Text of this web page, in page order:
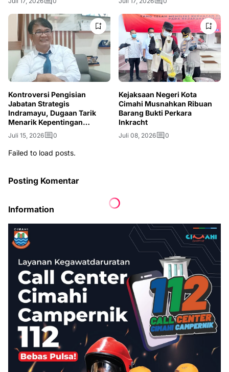
Kontroversi Pengisian
Jabatan Strategis
Indramayu, Dugaan Tarik
Menarik Kepentingan
Mencuat
Juli 15, 2026 0
Kejaksaan Negeri Kota
Cimahi Musnahkan Ribuan
Barang Bukti Perkara
Inkracht
Juli 08, 2026 0
Failed to load posts.
Posting Komentar
Information